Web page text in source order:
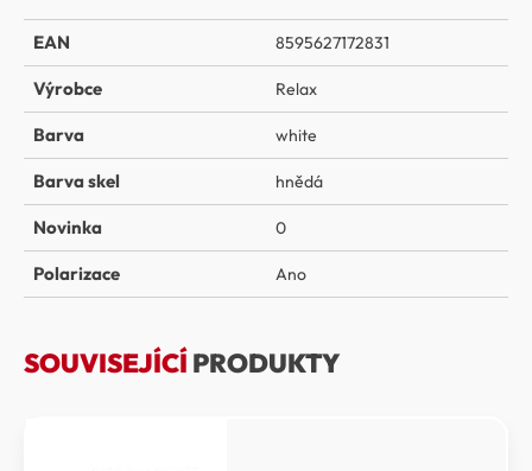
EAN 8595627172831
Výrobce Relax
Barva white
Barva skel hnědá
Novinka 0
Polarizace Ano
SOUVISEJÍCÍ PRODUKTY